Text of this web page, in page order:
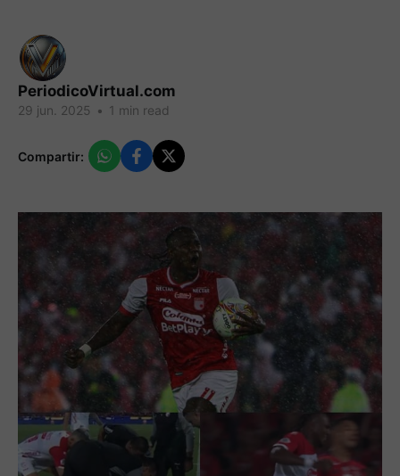
PeriodicoVirtual.com
29 jun. 2025 • 1 min read
Compartir: